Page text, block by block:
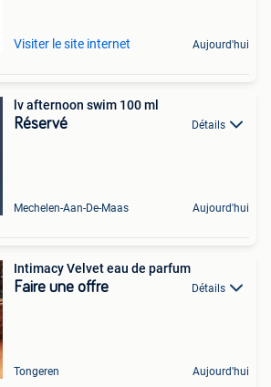
Visiter le site internet Aujourd'hui
lv afternoon swim 100 ml
Réservé Détails
Mechelen-Aan-De-Maas Aujourd'hui
Intimacy Velvet eau de parfum
Faire une offre Détails
Tongeren Aujourd'hui